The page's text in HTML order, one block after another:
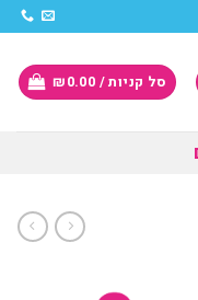
סל קניות / ₪0.00